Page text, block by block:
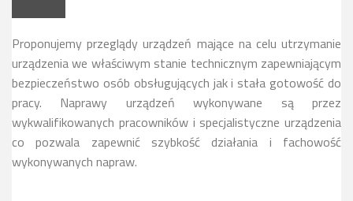
Proponujemy przeglądy urządzeń mające na celu utrzymanie
urządzenia we właściwym stanie technicznym zapewniającym
bezpieczeństwo osób obsługujących jak i stała gotowość do
pracy. Naprawy urządzeń wykonywane są przez
wykwalifikowanych pracowników i specjalistyczne urządzenia
co pozwala zapewnić szybkość działania i fachowość
wykonywanych napraw.